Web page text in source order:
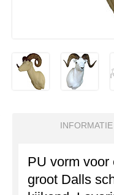
INFORMATIE
PU vorm voor
groot Dalls